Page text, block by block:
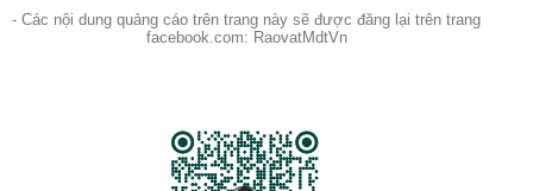
- Các nội dung quảng cáo trên trang này sẽ được đăng lại trên trang
facebook.com: RaovatMdtVn